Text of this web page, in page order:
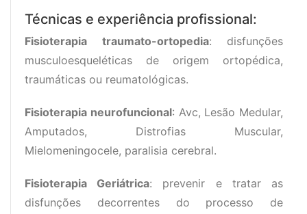
Técnicas e experiência profissional:
Fisioterapia traumato-ortopedia: disfunções
musculoesqueléticas de origem ortopédica,
traumáticas ou reumatológicas.
Fisioterapia neurofuncional: Avc, Lesão Medular,
Amputados, Distrofias Muscular,
Mielomeningocele, paralisia cerebral.
Fisioterapia Geriátrica: prevenir e tratar as
disfunções decorrentes do processo de